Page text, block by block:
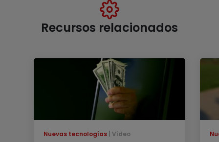
Recursos relacionados
Nuevas tecnologías Vídeo